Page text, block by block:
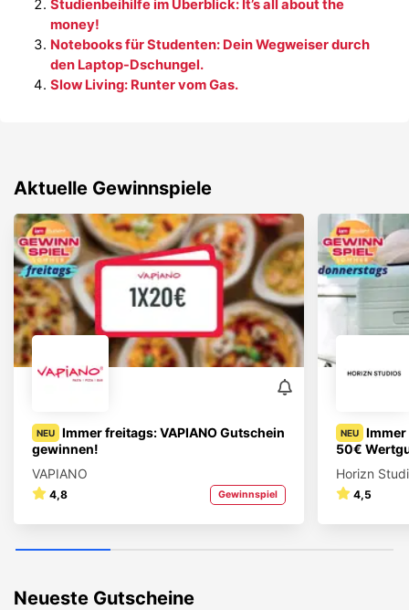
Studienbeihilfe im Überblick: It’s all about the
money!
Notebooks für Studenten: Dein Wegweiser durch
den Laptop-Dschungel.
Slow Living: Runter vom Gas.
Aktuelle Gewinnspiele
NEU
Immer freitags: VAPIANO Gutschein
gewinnen!
VAPIANO
4,8 Gewinnspiel
NEU
50€
Horizn
4,5
Neueste Gutscheine